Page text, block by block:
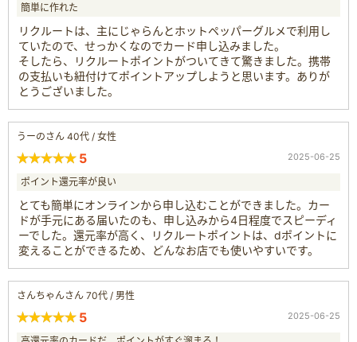
簡単に作れた
リクルートは、主にじゃらんとホットペッパーグルメで利用し
ていたので、せっかくなのでカード申し込みました。
そしたら、リクルートポイントがついてきて驚きました。携帯
の支払いも紐付けてポイントアップしようと思います。ありが
とうございました。
うーのさん 40代 / 女性
5 2025-06-25
ポイント還元率が良い
とても簡単にオンラインから申し込むことができました。カー
ドが手元にある届いたのも、申し込みから4日程度でスピーディ
ーでした。還元率が高く、リクルートポイントは、dポイントに
変えることができるため、どんなお店でも使いやすいです。
さんちゃんさん 70代 / 男性
5 2025-06-25